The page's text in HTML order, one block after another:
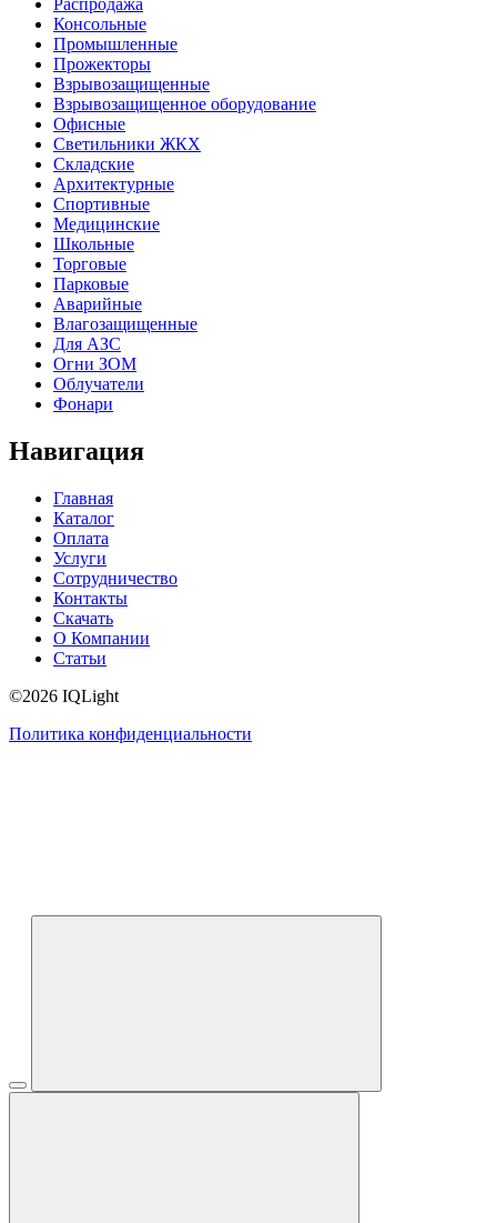
Распродажа
Консольные
Промышленные
Прожекторы
Взрывозащищенные
Взрывозащищенное оборудование
Офисные
Cветильники ЖКХ
Складские
Архитектурные
Спортивные
Медицинские
Школьные
Торговые
Парковые
Аварийные
Влагозащищенные
Для АЗС
Огни ЗОМ
Облучатели
Фонари
Навигация
Главная
Каталог
Оплата
Услуги
Сотрудничество
Контакты
Скачать
О Компании
Статьи
©2026 IQLight
Политика конфиденциальности